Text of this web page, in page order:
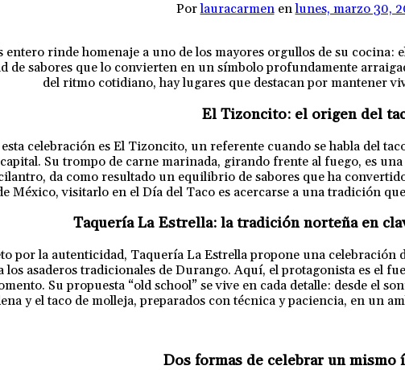
Porlauracarmen enlunes, marzo 30,
entero rinde homenaje a uno de los mayores orgullos de su cocina:
de sabores que lo convierten en un símbolo profundamente
del ritmo cotidiano, hay lugares que destacan por mantener
El Tizoncito: el origen del
celebración es El Tizoncito, un referente cuando se habla del
Su trompo de carne marinada, girando frente al fuego, es
da como resultado un equilibrio de sabores que ha
México, visitarlo en el Día del Taco es acercarse a una tradición
Taquería La Estrella: la tradición norteña en
por la autenticidad, Taquería La Estrella propone una
asaderos tradicionales de Durango. Aquí, el protagonista es el
Su propuesta “old school” se vive en cada detalle: desde el
y el taco de molleja, preparados con técnica y paciencia, en un
Dos formas de celebrar un mismo